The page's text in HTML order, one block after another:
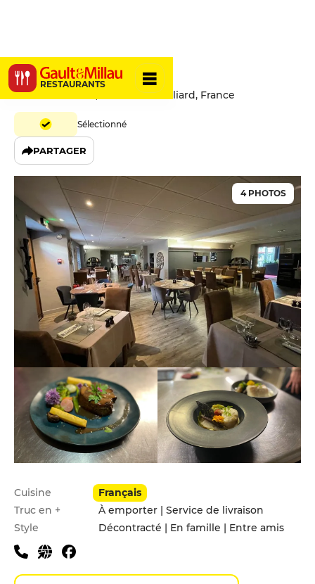
RESTAURANTS
Le Châtel
9 Rue de l'Etuve, 25200 Montbéliard, France
Sélectionné
PARTAGER
4 PHOTOS
Infos pratiques
Cuisine
Français
Truc en +
À emporter | Service de livraison
Style
Décontracté | En famille | Entre amis